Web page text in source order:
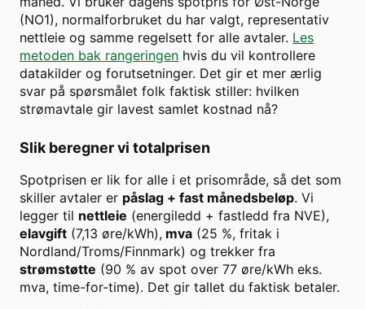
(NO1), normalforbruket du har valgt, representativ
nettleie og samme regelsett for alle avtaler. Les
metoden bak rangeringen hvis du vil kontrollere
datakilder og forutsetninger. Det gir et mer ærlig
svar på spørsmålet folk faktisk stiller: hvilken
strømavtale gir lavest samlet kostnad nå?
Slik beregner vi totalprisen
Spotprisen er lik for alle i et prisområde, så det som
skiller avtaler er påslag + fast månedsbeløp. Vi
legger til nettleie (energiledd + fastledd fra NVE),
elavgift (7,13 øre/kWh), mva (25 %, fritak i
Nordland/Troms/Finnmark) og trekker fra
strømstøtte (90 % av spot over 77 øre/kWh eks.
mva, time-for-time). Det gir tallet du faktisk betaler.